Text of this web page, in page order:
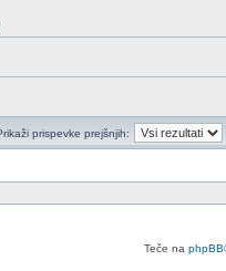
prispevke prejšnjih:
Teče na phpBB